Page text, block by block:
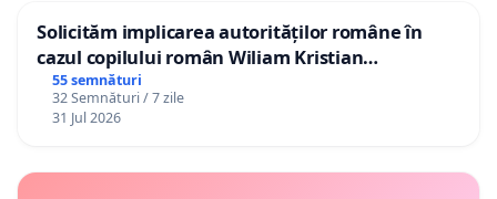
Solicităm implicarea autorităților române în
cazul copilului român Wiliam Kristian
Gheorghe, aflat în plasament în Danemarca de
12 ani
55 semnături
32 Semnături / 7 zile
31 Jul 2026